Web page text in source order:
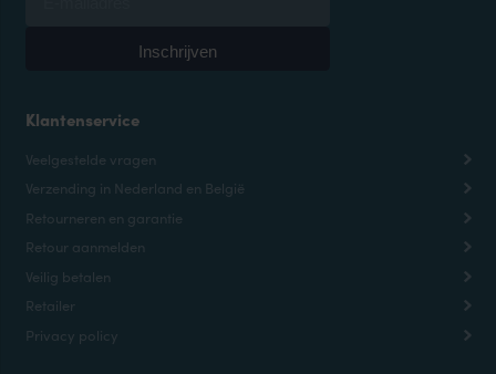
Klantenservice
Veelgestelde vragen
Verzending in Nederland en België
Retourneren en garantie
Retour aanmelden
Veilig betalen
Retailer
Privacy policy